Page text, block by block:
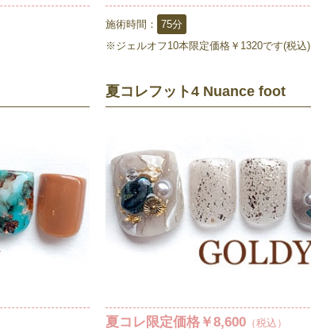
施術時間：
75分
※ジェルオフ10本限定価格￥1320です(税込)
夏コレフット4 Nuance foot
夏コレ限定価格￥8,600（税込）